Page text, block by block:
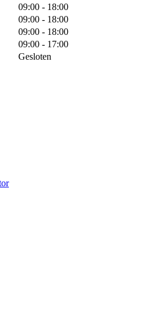
09:00 - 18:00
09:00 - 18:00
09:00 - 18:00
09:00 - 17:00
Gesloten